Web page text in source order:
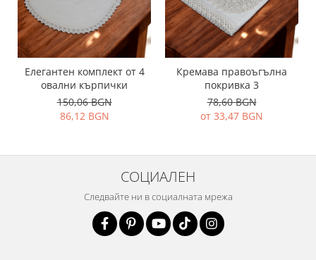
Елегантен комплект от 4
овални кърпички
150,06 BGN
86,12 BGN
Кремава правоъгълна
покривка 3
78,60 BGN
от 33,47 BGN
СОЦИАЛЕН
Следвайте ни в социалната мрежа